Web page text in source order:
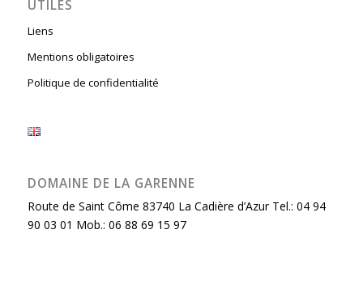
UTILES
Liens
Mentions obligatoires
Politique de confidentialité
DOMAINE DE LA GARENNE
Route de Saint Côme 83740 La Cadière d’Azur Tel.: 04 94
90 03 01 Mob.: 06 88 69 15 97